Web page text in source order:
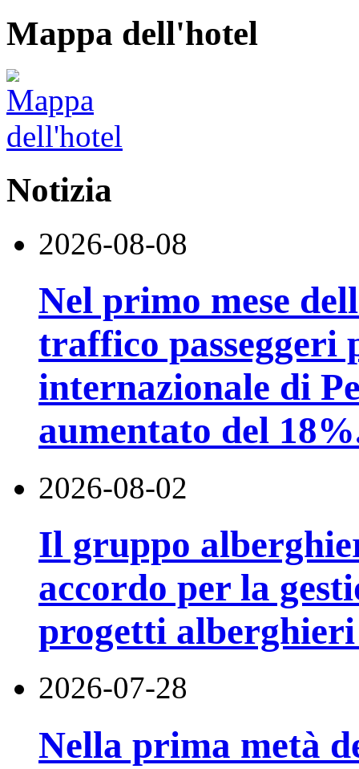
Mappa dell'hotel
Notizia
2026-08-08
Nel primo mese
traffico passeggeri
internazionale di
aumentato del
2026-08-02
Il gruppo
accordo per la
progetti
2026-07-28
Nella prima metà